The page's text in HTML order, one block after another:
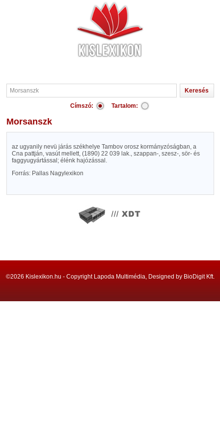
Címszó: Tartalom:
Morsanszk
az ugyanily nevü járás székhelye Tambov orosz kormányzóságban, a
Cna pattján, vasút mellett, (1890) 22 039 lak., szappan-, szesz-, sör- és
faggyugyártással; élénk hajózással.
Forrás: Pallas Nagylexikon
©2026 Kislexikon.hu - Copyright Lapoda Multimédia, Designed by BioDigit Kft.